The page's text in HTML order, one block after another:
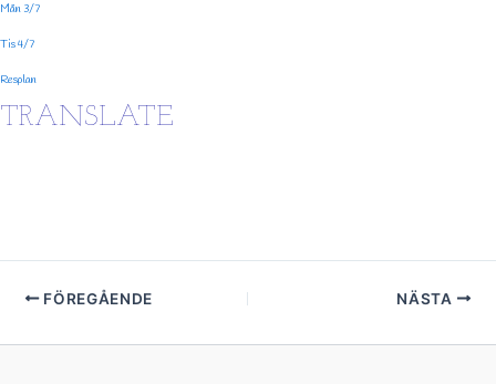
Mån 3/7
Tis 4/7
Resplan
TRANSLATE
FÖREGÅENDE NÄSTA